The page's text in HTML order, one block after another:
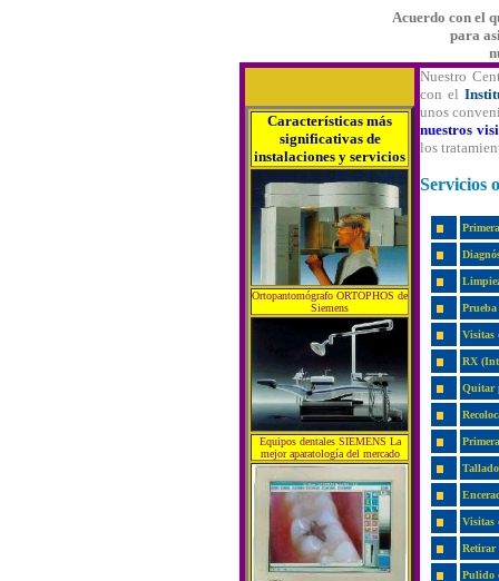
Acuerdo con el
para
Características más
significativas de
instalaciones y servicios
Ortopantomógrafo ORTOPHOS de
Siemens
Equipos dentales SIEMENS La
mejor aparatología del mercado
Nuestro
con el
unos
nuestros
los
Servicios
Visitas
RX
Quitar
Visitas
Retirar
Pulido